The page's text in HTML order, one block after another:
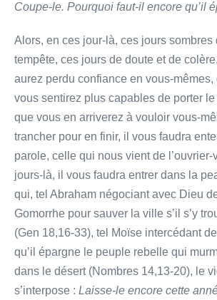
Coupe-le. Pourquoi faut-il encore qu’il
Alors, en ces jour-là, ces jours sombres
tempête, ces jours de doute et de
aurez perdu confiance en vous-
vous sentirez plus capables de porter
que vous en arriverez à vouloir vous-
trancher pour en finir, il vous faudra
parole, celle qui nous vient de
jours-là, il vous faudra entrer dans la
qui, tel Abraham négociant avec Dieu
Gomorrhe pour sauver la ville s’il s’y
(Gen 18,16-33), tel Moïse intercédant
qu’il épargne le peuple rebelle qui
dans le désert (Nombres 14,13-20), le
s’interpose : Laisse-le encore cette